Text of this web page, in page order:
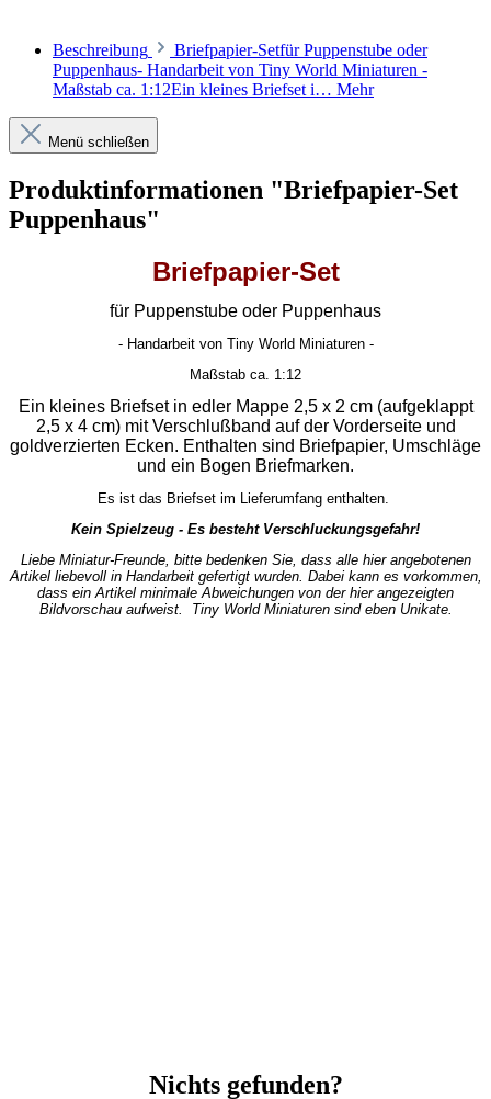
Beschreibung
Briefpapier-Setfür Puppenstube oder
Puppenhaus- Handarbeit von Tiny World Miniaturen -
Maßstab ca. 1:12Ein kleines Briefset i… Mehr
Menü schließen
Produktinformationen "Briefpapier-Set
Puppenhaus"
Briefpapier-Set
für Puppenstube oder Puppenhaus
- Handarbeit von Tiny World Miniaturen -
Maßstab ca. 1:12
Ein kleines Briefset in edler Mappe 2,5 x 2 cm (aufgeklappt
2,5 x 4 cm) mit Verschlußband auf der Vorderseite und
goldverzierten Ecken. Enthalten sind Briefpapier, Umschläge
und ein Bogen Briefmarken.
Es ist das Briefset im Lieferumfang enthalten.
Kein Spielzeug - Es besteht Verschluckungsgefahr!
Liebe Miniatur-Freunde, bitte bedenken Sie, dass alle hier angebotenen
Artikel liebevoll in Handarbeit gefertigt wurden. Dabei kann es vorkommen,
dass ein Artikel minimale Abweichungen von der hier angezeigten
Bildvorschau aufweist. Tiny World Miniaturen sind eben Unikate.
Nichts gefunden?